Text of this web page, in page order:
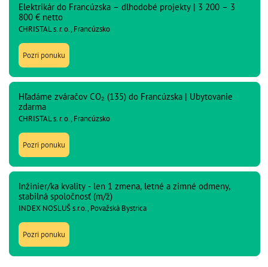
Elektrikár do Francúzska – dlhodobé projekty | 3 200 – 3
800 € netto
CHRISTAL s. r. o., Francúzsko
Pozri ponuku
Hľadáme zváračov CO₂ (135) do Francúzska | Ubytovanie
zdarma
CHRISTAL s. r. o., Francúzsko
Pozri ponuku
Inžinier/ka kvality - len 1 zmena, letné a zimné odmeny,
stabilná spoločnosť (m/ž)
INDEX NOSLUŠ s.r.o., Považská Bystrica
Pozri ponuku